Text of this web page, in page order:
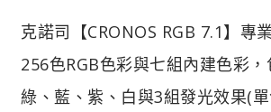
克諾司【CRONOS RGB 7.1】專
256色RGB色彩與七組內建色彩，
綠、藍、紫、白與3組發光效果(